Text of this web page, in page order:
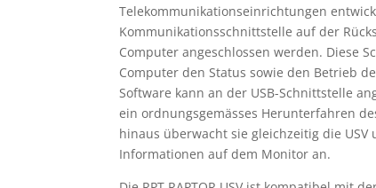
Telekommunikationseinrichtungen
Kommunikationsschnittstelle auf der
Computer angeschlossen werden. Diese
Computer den Status sowie den Betrieb
Software kann an der USB-Schnittstelle
ein ordnungsgemässes Herunterfahren
hinaus überwacht sie gleichzeitig die
Informationen auf dem Monitor an.